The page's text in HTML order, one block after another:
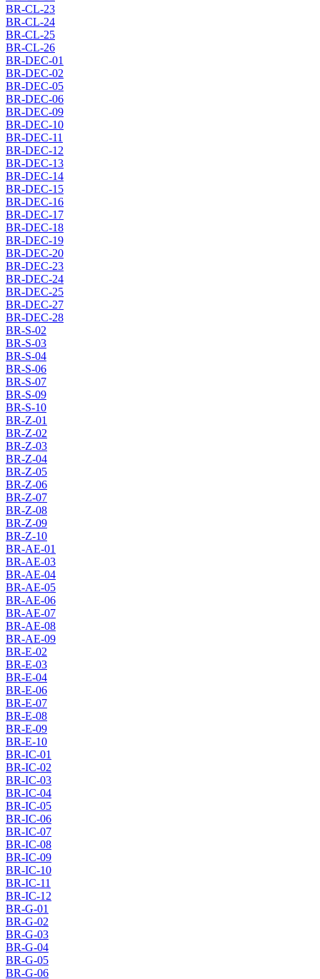
BR-CL-23
BR-CL-24
BR-CL-25
BR-CL-26
BR-DEC-01
BR-DEC-02
BR-DEC-05
BR-DEC-06
BR-DEC-09
BR-DEC-10
BR-DEC-11
BR-DEC-12
BR-DEC-13
BR-DEC-14
BR-DEC-15
BR-DEC-16
BR-DEC-17
BR-DEC-18
BR-DEC-19
BR-DEC-20
BR-DEC-23
BR-DEC-24
BR-DEC-25
BR-DEC-27
BR-DEC-28
BR-S-02
BR-S-03
BR-S-04
BR-S-06
BR-S-07
BR-S-09
BR-S-10
BR-Z-01
BR-Z-02
BR-Z-03
BR-Z-04
BR-Z-05
BR-Z-06
BR-Z-07
BR-Z-08
BR-Z-09
BR-Z-10
BR-AE-01
BR-AE-03
BR-AE-04
BR-AE-05
BR-AE-06
BR-AE-07
BR-AE-08
BR-AE-09
BR-E-02
BR-E-03
BR-E-04
BR-E-06
BR-E-07
BR-E-08
BR-E-09
BR-E-10
BR-IC-01
BR-IC-02
BR-IC-03
BR-IC-04
BR-IC-05
BR-IC-06
BR-IC-07
BR-IC-08
BR-IC-09
BR-IC-10
BR-IC-11
BR-IC-12
BR-G-01
BR-G-02
BR-G-03
BR-G-04
BR-G-05
BR-G-06